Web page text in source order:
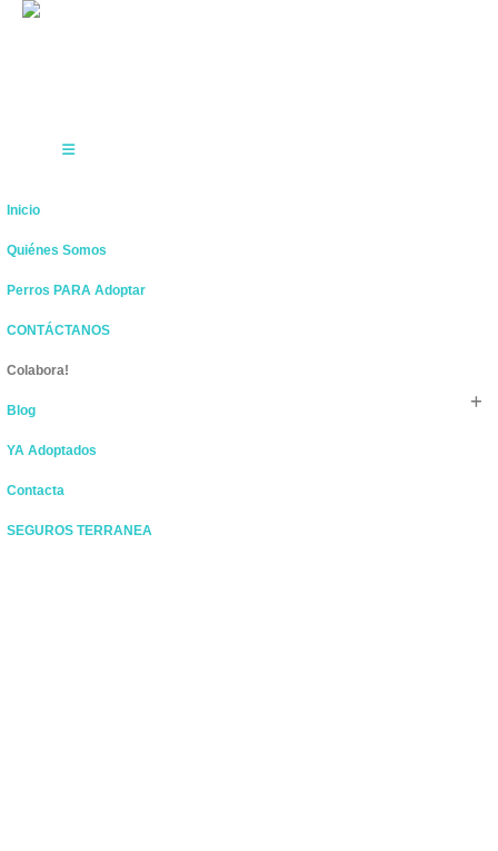
Inicio
Quiénes Somos
Perros PARA Adoptar
CONTÁCTANOS
Colabora!
Blog
YA Adoptados
Contacta
SEGUROS TERRANEA